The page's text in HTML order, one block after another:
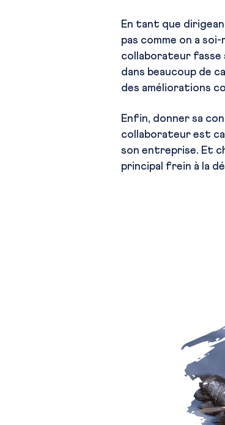
En tant que
pas comme on a
collaborateur fasse
dans beaucoup de
des améliorations
Enfin, donner sa
collaborateur est
son entreprise. Et
principal frein à la